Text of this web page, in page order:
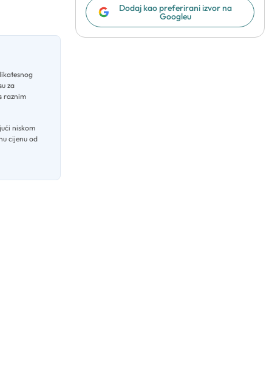
za
raznim
niskom
cijenu od
Dodaj kao preferirani izvor na
Googleu